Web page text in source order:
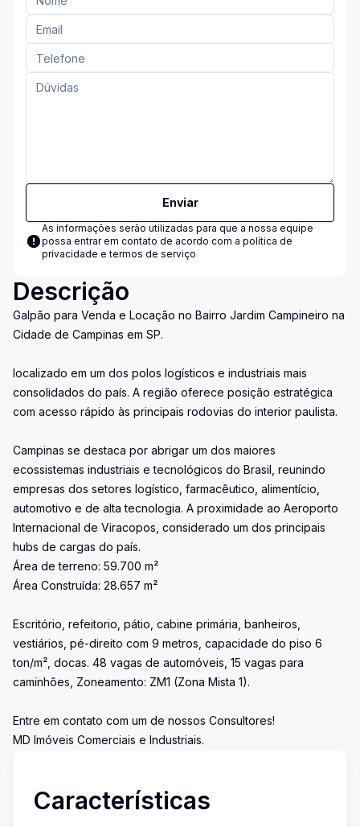
Enviar
As informações serão utilizadas para que a nossa equipe
possa entrar em contato de acordo com a política de
privacidade e termos de serviço
Descrição
Galpão para Venda e Locação no Bairro Jardim Campineiro na
Cidade de Campinas em SP.
localizado em um dos polos logísticos e industriais mais
consolidados do país. A região oferece posição estratégica
com acesso rápido às principais rodovias do interior paulista.
Campinas se destaca por abrigar um dos maiores
ecossistemas industriais e tecnológicos do Brasil, reunindo
empresas dos setores logístico, farmacêutico, alimentício,
automotivo e de alta tecnologia. A proximidade ao Aeroporto
Internacional de Viracopos, considerado um dos principais
hubs de cargas do país.
Área de terreno: 59.700 m²
Área Construída: 28.657 m²
Escritório, refeitorio, pátio, cabine primária, banheiros,
vestiários, pé-direito com 9 metros, capacidade do piso 6
ton/m², docas. 48 vagas de automóveis, 15 vagas para
caminhões, Zoneamento: ZM1 (Zona Mista 1).
Entre em contato com um de nossos Consultores!
MD Imóveis Comerciais e Industriais.
Características